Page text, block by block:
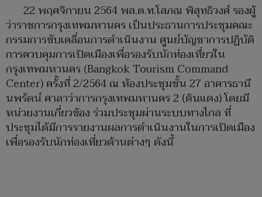
22 พฤศจิกายน 2564 พล.ต.ท.โสภณ พิสุทธิวงศ์ รองผู้
ว่าราชการกรุงเทพมหานคร เป็นประธานการประชุมคณะ
กรรมการขับเคลื่อนการดำเนินงาน ศูนย์บัญชาการปฏิบัติ
การควบคุมการเปิดเมืองเพื่อรองรับนักท่องเที่ยวใน
กรุงเทพมหานคร (Bangkok Tourism Command
Center) ครั้งที่ 2/2564 ณ ห้องประชุมชั้น 27 อาคารธานี
นพรัตน์ ศาลาว่าการกรุงเทพมหานคร 2 (ดินแดง) โดยมี
หน่วยงานเกี่ยวข้อง ร่วมประชุมผ่านระบบทางไกล ที่
ประชุมได้มีการรายงานผลการดำเนินงานในการเปิดเมือง
เพื่อรองรับนักท่องเที่ยวด้านต่างๆ ดังนี้